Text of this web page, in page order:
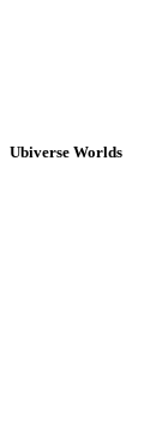
Ubiverse Worlds